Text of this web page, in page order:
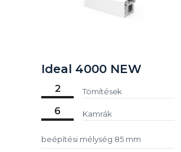
Ideal 4000 NEW
2 Tömítések
6 Kamrák
beépítési mélység 85 mm